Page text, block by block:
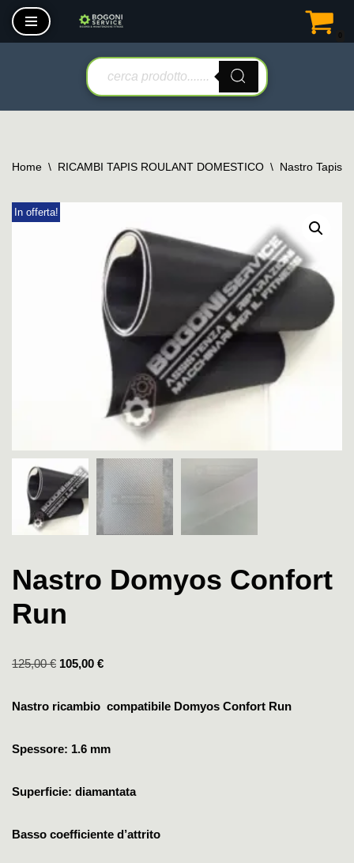
Vai
Home \ RICAMBI TAPIS ROULANT DOMESTICO \ Nastro Tapis
In offerta!
Nastro Domyos Confort
Run
125,00€ 105,00 €
Nastro ricambio compatibile Domyos Confort Run
Spessore: 1.6 mm
Superficie: diamantata
Basso coefficiente d’attrito